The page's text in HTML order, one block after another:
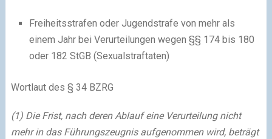
Freiheitsstrafen oder Jugendstrafe von mehr als
einem Jahr bei Verurteilungen wegen §§ 174 bis 180
oder 182 StGB (Sexualstraftaten)
Wortlaut des § 34 BZRG
(1) Die Frist, nach deren Ablauf eine Verurteilung nicht
mehr in das Führungszeugnis aufgenommen wird, beträgt